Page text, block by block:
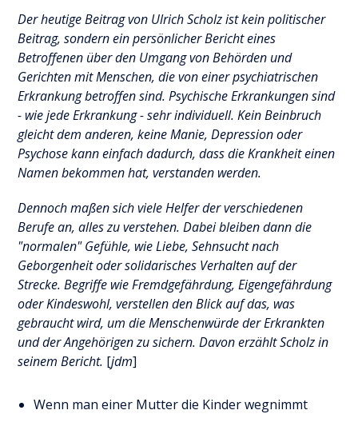
Der heutige Beitrag von Ulrich Scholz ist kein politischer
Beitrag, sondern ein persönlicher Bericht eines
Betroffenen über den Umgang von Behörden und
Gerichten mit Menschen, die von einer psychiatrischen
Erkrankung betroffen sind. Psychische Erkrankungen sind
- wie jede Erkrankung - sehr individuell. Kein Beinbruch
gleicht dem anderen, keine Manie, Depression oder
Psychose kann einfach dadurch, dass die Krankheit einen
Namen bekommen hat, verstanden werden.
Dennoch maßen sich viele Helfer der verschiedenen
Berufe an, alles zu verstehen. Dabei bleiben dann die
"normalen" Gefühle, wie Liebe, Sehnsucht nach
Geborgenheit oder solidarisches Verhalten auf der
Strecke. Begriffe wie Fremdgefährdung, Eigengefährdung
oder Kindeswohl, verstellen den Blick auf das, was
gebraucht wird, um die Menschenwürde der Erkrankten
und der Angehörigen zu sichern. Davon erzählt Scholz in
seinem Bericht. [jdm]
Wenn man einer Mutter die Kinder wegnimmt